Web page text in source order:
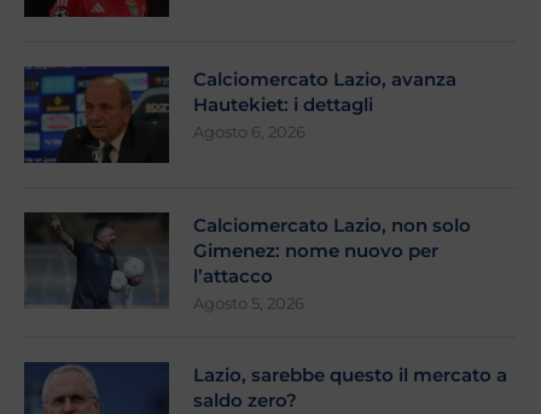
Calciomercato Lazio, avanza
Hautekiet: i dettagli
Agosto 6, 2026
Calciomercato Lazio, non solo
Gimenez: nome nuovo per
l’attacco
Agosto 5, 2026
Lazio, sarebbe questo il mercato a
saldo zero?